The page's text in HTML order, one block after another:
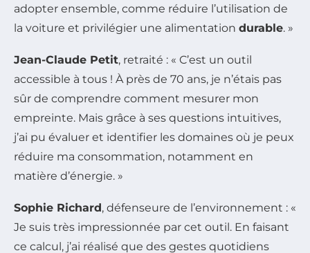
adopter ensemble, comme réduire l’utilisation de
la voiture et privilégier une alimentation durable. »
Jean-Claude Petit, retraité : « C’est un outil
accessible à tous ! À près de 70 ans, je n’étais pas
sûr de comprendre comment mesurer mon
empreinte. Mais grâce à ses questions intuitives,
j’ai pu évaluer et identifier les domaines où je peux
réduire ma consommation, notamment en
matière d’énergie. »
Sophie Richard, défenseure de l’environnement : «
Je suis très impressionnée par cet outil. En faisant
ce calcul, j’ai réalisé que des gestes quotidiens